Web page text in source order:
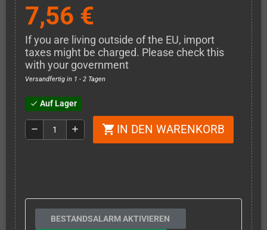
7,56 €
If you are living outside of the EU, import
taxes might be charged. Please check this
with your government
Versandfertig in 1 - 2 Tagen
check Auf Lager
remove add shopping_cart IN DEN WARENKORB
BESTANDSALARM AKTIVIEREN